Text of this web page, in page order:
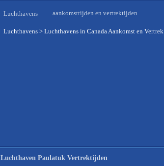
Luchthavens aankomsttijden en vertrektijden
Luchthavens > Luchthavens in Canada Aankomst en Vertrek
Luchthaven Paulatuk Vertrektijden